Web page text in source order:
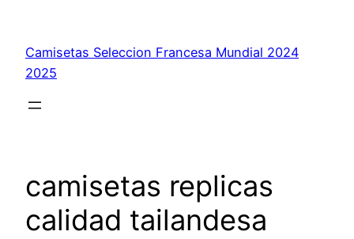
contenido
Camisetas Seleccion Francesa Mundial 2024
2025
camisetas replicas
calidad tailandesa